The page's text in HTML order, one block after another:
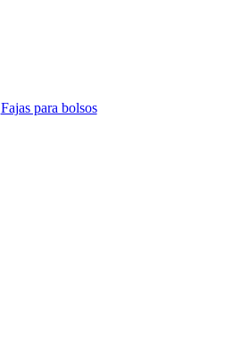
Fajas para bolsos